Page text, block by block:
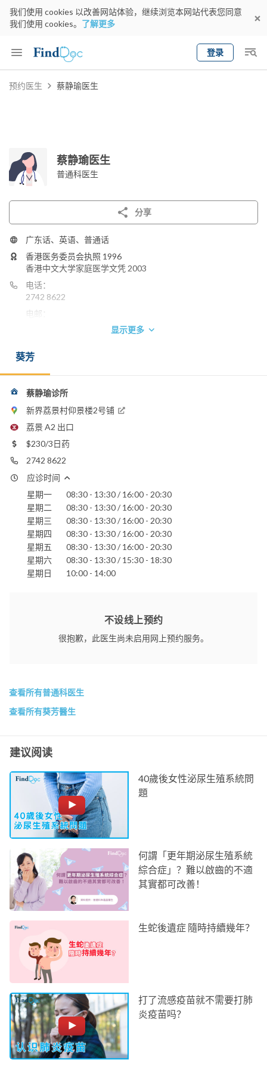
我们使用 cookies 以改善网站体验，继续浏览本网站代表您同意
我们使用 cookies。 了解更多
登录
Keyword
预约医生 蔡静瑜医生
蔡静瑜医生
普通科医生
分享
广东话、英语、普通话
香港医务委员会执照 1996
香港中文大学家庭医学文凭 2003
电话：
2742 8622
电邮：
显示更多
葵芳
蔡静瑜诊所
新界荔景村仰景楼2号铺
荔景 A2 出口
$230/3日药
2742 8622
应诊时间
星期一
08:30 - 13:30 / 16:00 - 20:30
星期二
08:30 - 13:30 / 16:00 - 20:30
星期三
08:30 - 13:30 / 16:00 - 20:30
星期四
08:30 - 13:30 / 16:00 - 20:30
星期五
08:30 - 13:30 / 16:00 - 20:30
星期六
08:30 - 13:30 / 15:30 - 18:30
星期日
10:00 - 14:00
不设线上预约
很抱歉，此医生尚未启用网上预约服务。
查看所有普通科医生
查看所有葵芳醫生
建议阅读
40歲後女性泌尿生殖系統問
題
何謂「更年期泌尿生殖系統
綜合症」？難以啟齒的不適
其實都可改善！
生蛇後遺症 隨時持續幾年？
打了流感疫苗就不需要打肺
炎疫苗吗？